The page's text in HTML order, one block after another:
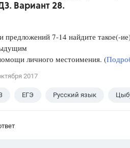
Вариант 28.
предложений 7-14 найдите такое(-
личного местоимения. (
2017
ЕГЭ Русский язык